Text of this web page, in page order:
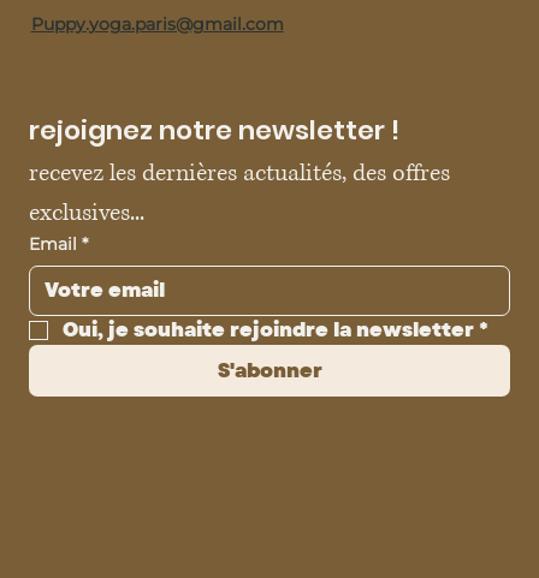
Puppy.yoga.paris@gmail.com
rejoignez notre newsletter !
recevez les dernières actualités, des offres
exclusives...
Email *
Oui, je souhaite rejoindre la newsletter *
S'abonner